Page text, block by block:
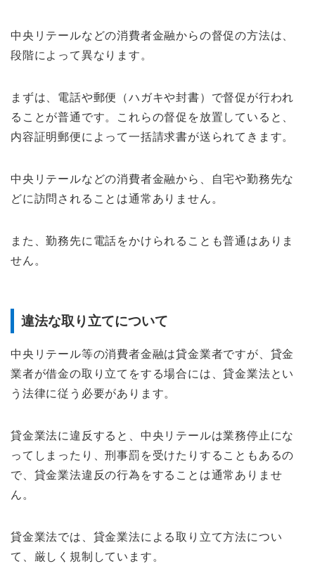
中央リテールなどの消費者金融からの督促の方法は、
段階によって異なります。
まずは、電話や郵便（ハガキや封書）で督促が行われ
ることが普通です。これらの督促を放置していると、
内容証明郵便によって一括請求書が送られてきます。
中央リテールなどの消費者金融から、自宅や勤務先な
どに訪問されることは通常ありません。
また、勤務先に電話をかけられることも普通はありま
せん。
違法な取り立てについて
中央リテール等の消費者金融は貸金業者ですが、貸金
業者が借金の取り立てをする場合には、貸金業法とい
う法律に従う必要があります。
貸金業法に違反すると、中央リテールは業務停止にな
ってしまったり、刑事罰を受けたりすることもあるの
で、貸金業法違反の行為をすることは通常ありませ
ん。
貸金業法では、貸金業法による取り立て方法につい
て、厳しく規制しています。